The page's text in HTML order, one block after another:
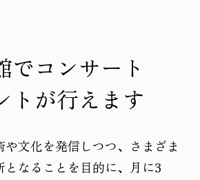
でコンサート
トが行えます
や文化を発信しつつ、さまざま
となることを目的に、月に3